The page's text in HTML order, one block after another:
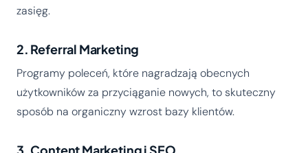
zasięg.
2. Referral Marketing
Programy poleceń, które nagradzają obecnych
użytkowników za przyciąganie nowych, to skuteczny
sposób na organiczny wzrost bazy klientów.